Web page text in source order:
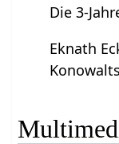
Die 3-
Eknath